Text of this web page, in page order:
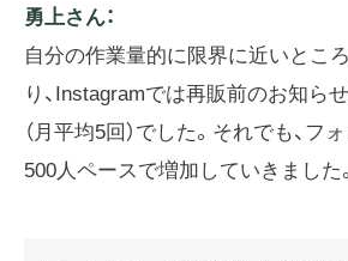
勇上さん：
自分の作業量的に限界に近いとこ
り、Instagramでは再販前のお知ら
（月平均5回）でした。それでも、フ
500人ペースで増加していきました。